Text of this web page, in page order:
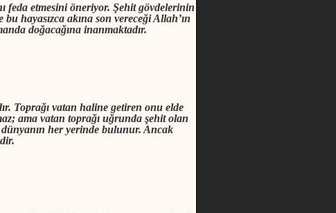
feda etmesini öneriyor. Şehit gövdelerinin
hayasızca akına son vereceği Allah’ın
doğacağına inanmaktadır.
Toprağı vatan haline getiren onu elde
ama vatan toprağı uğrunda şehit olan
dünyanın her yerinde bulunur. Ancak